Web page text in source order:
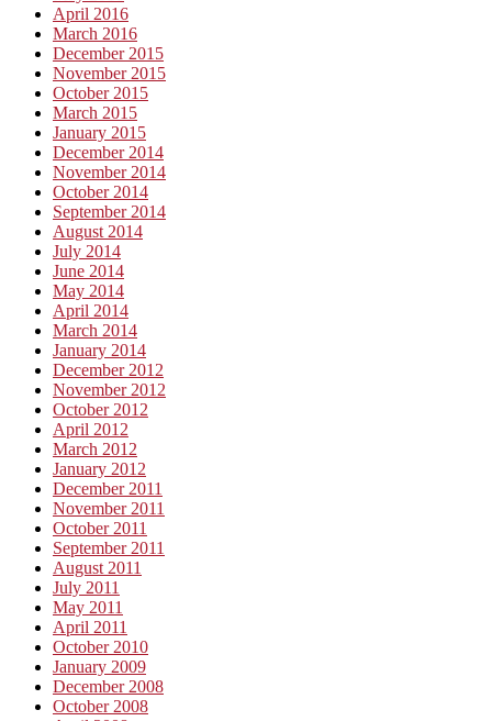
April 2016
March 2016
December 2015
November 2015
October 2015
March 2015
January 2015
December 2014
November 2014
October 2014
September 2014
August 2014
July 2014
June 2014
May 2014
April 2014
March 2014
January 2014
December 2012
November 2012
October 2012
April 2012
March 2012
January 2012
December 2011
November 2011
October 2011
September 2011
August 2011
July 2011
May 2011
April 2011
October 2010
January 2009
December 2008
October 2008